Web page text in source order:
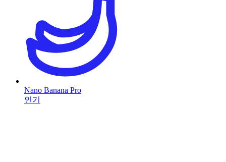
Nano Banana Pro
인기